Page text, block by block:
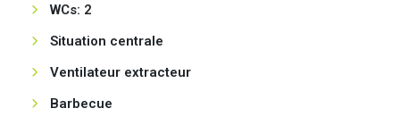
WCs: 2
Situation centrale
Ventilateur extracteur
Barbecue